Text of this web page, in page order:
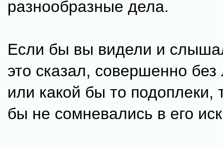
разнообразные дела.
Если бы вы видели и
это сказал, совершенно без
или какой бы то подоплеки,
бы не сомневались в его